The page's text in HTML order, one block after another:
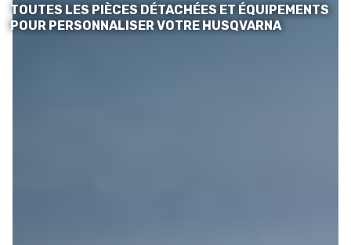
TOUTES LES PIÈCES DÉTACHÉES ET ÉQUIPEMENTS
POUR PERSONNALISER VOTRE HUSQVARNA